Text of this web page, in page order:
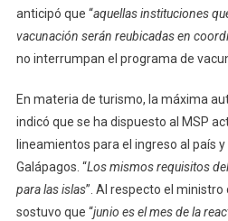
anticipó que “aquellas instituciones
vacunación serán reubicadas en
no interrumpan el programa de
En materia de turismo, la máxima
indicó que se ha dispuesto al MSP
lineamientos para el ingreso al país
Galápagos. “Los mismos requisitos
para las islas”. Al respecto el ministro
sostuvo que “junio es el mes de la